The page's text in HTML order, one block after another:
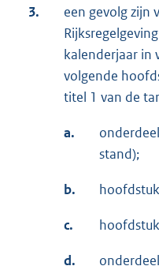
3.
een gevolg zijn
kalenderjaar in
volgende
titel 1 van de
a.
stand);
b.
c.
d.